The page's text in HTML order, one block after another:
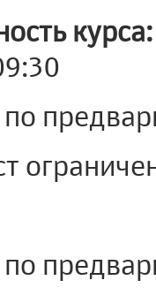
курса: